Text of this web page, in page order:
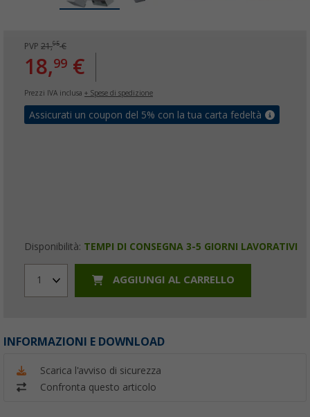
PVP 21,95€
18,99 €
Prezzi IVA inclusa + Spese di spedizione
Assicurati un coupon del 5% con la tua carta fedeltà
Disponibilità: TEMPI DI CONSEGNA 3-5 GIORNI LAVORATIVI
1 AGGIUNGI AL CARRELLO
INFORMAZIONI E DOWNLOAD
Scarica l'avviso di sicurezza
Confronta questo articolo